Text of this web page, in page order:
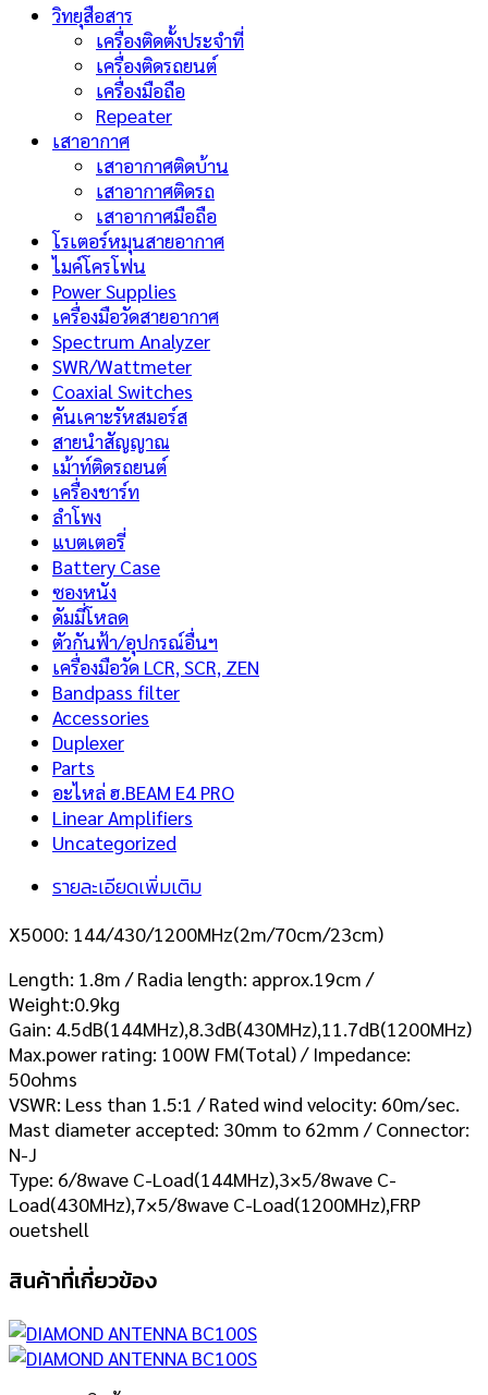
วิทยุสือสาร
เครื่องติดตั้งประจำที่
เครื่องติดรถยนต์
เครื่องมือถือ
Repeater
เสาอากาศ
เสาอากาศติดบ้าน
เสาอากาศติดรถ
เสาอากาศมือถือ
โรเตอร์หมุนสายอากาศ
ไมค์โครโฟน
Power Supplies
เครื่องมือวัดสายอากาศ
Spectrum Analyzer
SWR/Wattmeter
Coaxial Switches
คันเคาะรัหสมอร์ส
สายนำสัญญาณ
เม้าท์ติดรถยนต์
เครื่องชาร์ท
ลำโพง
แบตเตอรี่
Battery Case
ซองหนัง
ดัมมี่โหลด
ตัวกันฟ้า/อุปกรณ์อื่นฯ
เครื่องมือวัด LCR, SCR, ZEN
Bandpass filter
Accessories
Duplexer
Parts
อะไหล่ ฮ.BEAM E4 PRO
Linear Amplifiers
Uncategorized
รายละเอียดเพิ่มเติม
X5000: 144/430/1200MHz(2m/70cm/23cm)
Length: 1.8m / Radia length: approx.19cm /
Weight:0.9kg
Gain: 4.5dB(144MHz),8.3dB(430MHz),11.7dB(1200MHz)
Max.power rating: 100W FM(Total) / Impedance:
50ohms
VSWR: Less than 1.5:1 / Rated wind velocity: 60m/sec.
Mast diameter accepted: 30mm to 62mm / Connector:
N-J
Type: 6/8wave C-Load(144MHz),3×5/8wave C-
Load(430MHz),7×5/8wave C-Load(1200MHz),FRP
ouetshell
สินค้าที่เกี่ยวข้อง